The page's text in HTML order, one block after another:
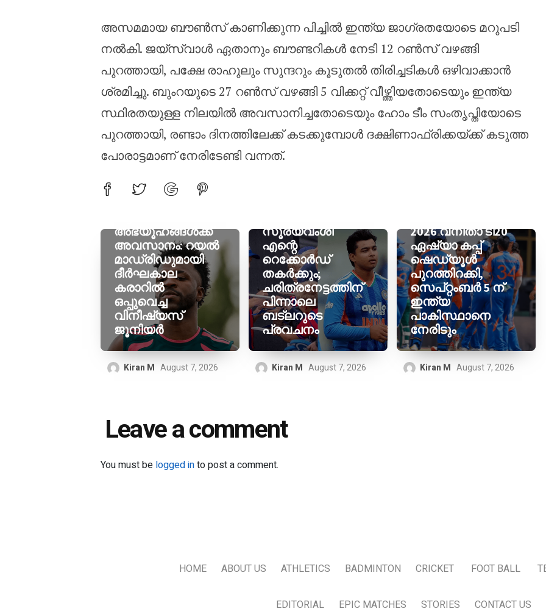
അസമമായ ബൗൺസ് കാണിക്കുന്ന പിച്ചിൽ ഇന്ത്യ ജാഗ്രതയോടെ മറുപടി
നൽകി. ജയ്‌സ്വാൾ ഏതാനും ബൗണ്ടറികൾ നേടി 12 റൺസ് വഴങ്ങി
പുറത്തായി, പക്ഷേ രാഹുലും സുന്ദറും കൂടുതൽ തിരിച്ചടികൾ ഒഴിവാക്കാൻ
ശ്രമിച്ചു. ബുംറയുടെ 27 റൺസ് വഴങ്ങി 5 വിക്കറ്റ് വീഴ്ത്തിയതോടെയും ഇന്ത്യ
സ്ഥിരതയുള്ള നിലയിൽ അവസാനിച്ചതോടെയും ഹോം ടീം സംതൃപ്തിയോടെ
പുറത്തായി, രണ്ടാം ദിനത്തിലേക്ക് കടക്കുമ്പോൾ ദക്ഷിണാഫ്രിക്കയ്ക്ക് കടുത്ത
പോരാട്ടമാണ് നേരിടേണ്ടി വന്നത്.
അഭ്യൂഹങ്ങൾക്ക്
അവസാനം: റയൽ
മാഡ്രിഡുമായി
ദീർഘകാല
കരാറിൽ
ഒപ്പുവെച്ച
വിനീഷ്യസ്
ജൂനിയർ
Kiran M August 7, 2026
സൂര്യവംശി
എന്റെ
റെക്കോർഡ്
തകർക്കും;
ചരിത്രനേട്ടത്തിന്
പിന്നാലെ
ബട്‌ലറുടെ
പ്രവചനം
Kiran M August 7, 2026
2026 വനിതാ ടി20
ഏഷ്യാ കപ്പ്
ഷെഡ്യൂൾ
പുറത്തിറക്കി,
സെപ്റ്റംബർ 5 ന്
ഇന്ത്യ
പാകിസ്ഥാനെ
നേരിടും
Kiran M August 7, 2026
Leave a comment
You must be logged into post a comment.
HOME ABOUT US ATHLETICS BADMINTON CRICKET FOOT BALL
EDITORIAL EPIC MATCHES STORIES CONTACT US